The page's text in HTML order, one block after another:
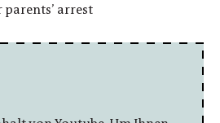
arrest